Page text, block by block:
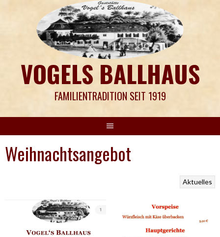
VOGELS BALLHAUS
FAMILIENTRADITION SEIT 1919
Weihnachtsangebot
Aktuelles